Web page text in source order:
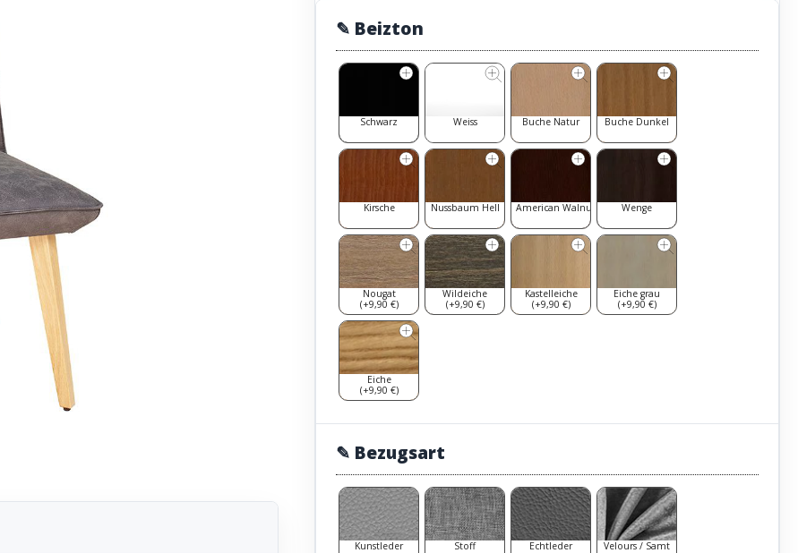
✎ Beizton
Schwarz Weiss Buche Natur Buche Dunkel
Kirsche Nussbaum Hell American Walnut Wenge
Nougat
(+9,90 €)
Wildeiche
(+9,90 €)
Kastelleiche
(+9,90 €)
Eiche grau
(+9,90 €)
Eiche
(+9,90 €)
✎ Bezugsart
Kunstleder Stoff Echtleder Velours / Samt